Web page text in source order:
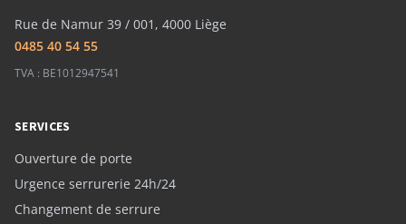
Rue de Namur 39 / 001, 4000 Liège
0485 40 54 55
TVA : BE1012947541
SERVICES
Ouverture de porte
Urgence serrurerie 24h/24
Changement de serrure